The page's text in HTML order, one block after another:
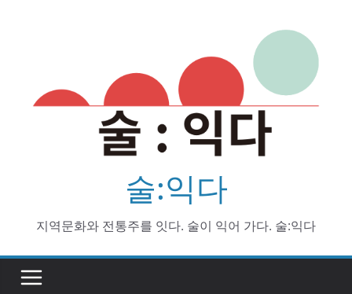
술:익다
지역문화와 전통주를 잇다. 술이 익어 가다. 술:익다